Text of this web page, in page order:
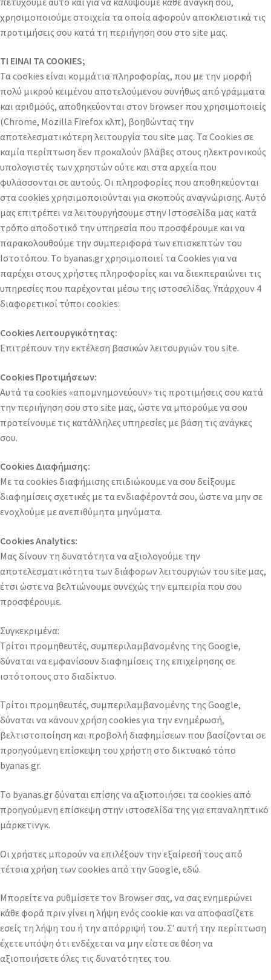
χρησιμοποιούμε στοιχεία τα οποία αφορούν αποκλειστικά τις
προτιμήσεις σου κατά τη περιήγηση σου στο site μας.
ΤΙ ΕΙΝΑΙ ΤΑ COOKIES;
Τα cookies είναι κομμάτια πληροφορίας, που με την μορφή
πολύ μικρού κειμένου αποτελούμενου συνήθως από γράμματα
και αριθμούς, αποθηκεύονται στον browser που χρησιμοποιείς
(Chrome, Mozilla Firefox κλπ), βοηθώντας την
αποτελεσματικότερη λειτουργία του site μας. Τα Cookies σε
καμία περίπτωση δεν προκαλούν βλάβες στους ηλεκτρονικούς
υπολογιστές των χρηστών ούτε και στα αρχεία που
φυλάσσονται σε αυτούς. Οι πληροφορίες που αποθηκεύονται
στα cookies χρησιμοποιούνται για σκοπούς αναγνώρισης. Αυτό
μας επιτρέπει να λειτουργήσουμε στην Ιστοσελίδα μας κατά
τρόπο αποδοτικό την υπηρεσία που προσφέρουμε και να
παρακολουθούμε την συμπεριφορά των επισκεπτών του
Ιστοτόπου. Το byanas.gr χρησιμοποιεί τα Cookies για να
παρέχει στους χρήστες πληροφορίες και να διεκπεραιώνει τις
υπηρεσίες που παρέχονται μέσω της ιστοσελίδας. Υπάρχουν 4
διαφορετικοί τύποι cookies:
Cookies Λειτουργικότητας:
Επιτρέπουν την εκτέλεση βασικών λειτουργιών του site.
Cookies Προτιμήσεων:
Αυτά τα cookies «απομνημονεύουν» τις προτιμήσεις σου κατά
την περιήγηση σου στο site μας, ώστε να μπορούμε να σου
προτείνουμε τις κατάλληλες υπηρεσίες με βάση τις ανάγκες
σου.
Cookies Διαφήμισης:
Με τα cookies διαφήμισης επιδιώκουμε να σου δείξουμε
διαφημίσεις σχετικές με τα ενδιαφέροντά σου, ώστε να μην σε
ενοχλούμε με ανεπιθύμητα μηνύματα.
Cookies Analytics:
Μας δίνουν τη δυνατότητα να αξιολογούμε την
αποτελεσματικότητα των διάφορων λειτουργιών του site μας,
έτσι ώστε να βελτιώνουμε συνεχώς την εμπειρία που σου
προσφέρουμε.
Συγκεκριμένα:
Τρίτοι προμηθευτές, συμπεριλαμβανομένης της Google,
δύναται να εμφανίσουν διαφημίσεις της επιχείρησης σε
ιστότοπους στο διαδίκτυο.
Τρίτοι προμηθευτές, συμπεριλαμβανομένης της Google,
δύναται να κάνουν χρήση cookies για την ενημέρωσή,
βελτιστοποίηση και προβολή διαφημίσεων που βασίζονται σε
προηγούμενη επίσκεψη του χρήστη στο δικτυακό τόπο
byanas.gr.
Το byanas.gr δύναται επίσης να αξιοποιήσει τα cookies από
προηγούμενη επίσκεψη στην ιστοσελίδα της για επαναληπτικό
μάρκετινγκ.
Οι χρήστες μπορούν να επιλέξουν την εξαίρεσή τους από
τέτοια χρήση των cookies από την Google, εδώ.
Μπορείτε να ρυθμίσετε τον Browser σας, να σας ενημερώνει
κάθε φορά πριν γίνει η λήψη ενός cookie και να αποφασίζετε
εσείς τη λήψη του ή την απόρριψή του. Σ’ αυτή την περίπτωση
έχετε υπόψη ότι ενδέχεται να μην είστε σε θέση να
αξιοποιήσετε όλες τις δυνατότητες του.